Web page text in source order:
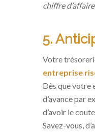
chiffre
5.
Votre
entreprise
Dès que votre
d’avance par
d’avoir le
Savez-vous,